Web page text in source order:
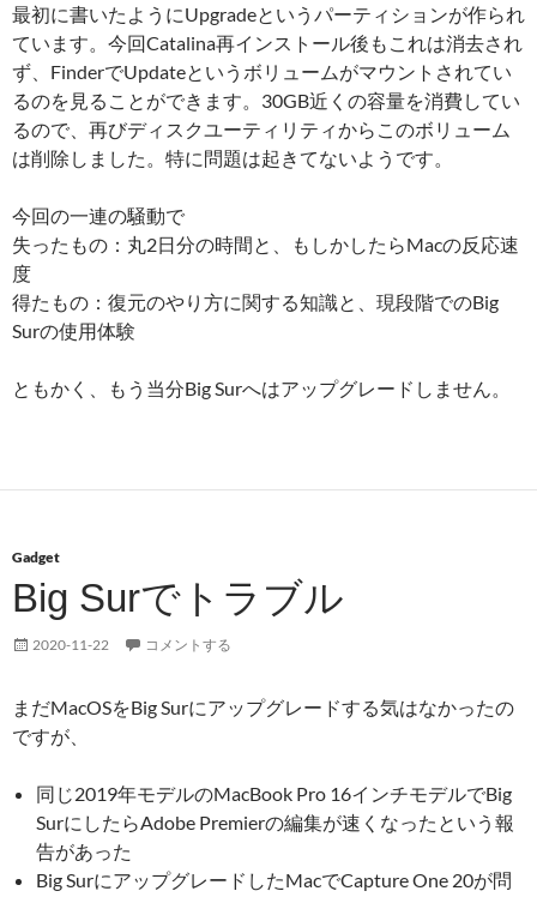
最初に書いたようにUpgradeというパーティションが作られ
ています。今回Catalina再インストール後もこれは消去され
ず、FinderでUpdateというボリュームがマウントされてい
るのを見ることができます。30GB近くの容量を消費してい
るので、再びディスクユーティリティからこのボリューム
は削除しました。特に問題は起きてないようです。
今回の一連の騒動で
失ったもの：丸2日分の時間と、もしかしたらMacの反応速
度
得たもの：復元のやり方に関する知識と、現段階でのBig
Surの使用体験
ともかく、もう当分Big Surへはアップグレードしません。
Gadget
Big Surでトラブル
2020-11-22 コメントする
まだMacOSをBig Surにアップグレードする気はなかったの
ですが、
同じ2019年モデルのMacBook Pro 16インチモデルでBig
SurにしたらAdobe Premierの編集が速くなったという報
告があった
Big SurにアップグレードしたMacでCapture One 20が問